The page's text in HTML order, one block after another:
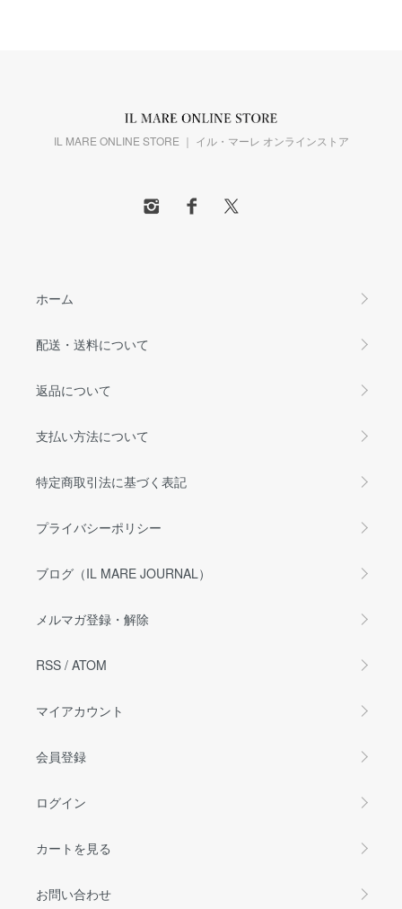
IL MARE ONLINE STORE ｜ イル・マーレ オンラインストア
ホーム
配送・送料について
返品について
支払い方法について
特定商取引法に基づく表記
プライバシーポリシー
ブログ（IL MARE JOURNAL）
メルマガ登録・解除
RSS / ATOM
マイアカウント
会員登録
ログイン
カートを見る
お問い合わせ